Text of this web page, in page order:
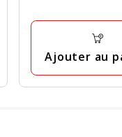
Ajouter au